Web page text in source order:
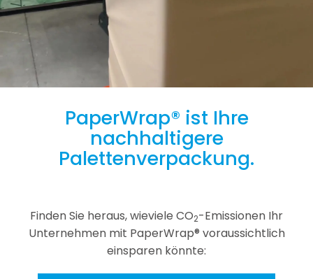
PaperWrap® ist Ihre
nachhaltigere
Palettenverpackung.
Finden Sie heraus, wieviele CO2-Emissionen Ihr
Unternehmen mit PaperWrap® voraussichtlich
einsparen könnte: